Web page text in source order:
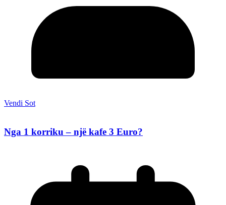
Vendi Sot
Nga 1 korriku – një kafe 3 Euro?